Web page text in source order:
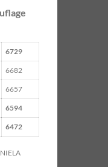
6729
6682
6657
6594
6472